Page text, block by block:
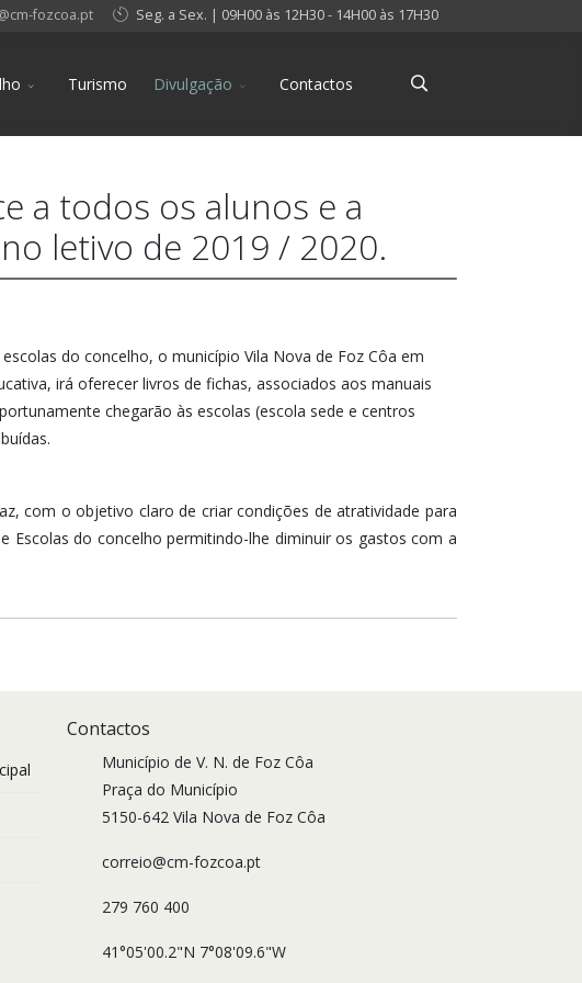
fozcoa.pt Seg. a Sex. | 09H00 às 12H30 - 14H00 às 17H30
Turismo Divulgação Contactos
a todos os alunos e a
letivo de 2019 / 2020.
do concelho, o município Vila Nova de Foz Côa em
irá oferecer livros de fichas, associados aos manuais
chegarão às escolas (escola sede e centros
com o objetivo claro de criar condições de atratividade para
Escolas do concelho permitindo-lhe diminuir os gastos com a
Contactos
Município de V. N. de Foz Côa
Praça do Município
5150-642 Vila Nova de Foz Côa
correio@cm-fozcoa.pt
279 760 400
41°05'00.2"N 7°08'09.6"W